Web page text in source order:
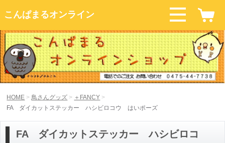
こんぱまるオンライン
HOME 鳥さんグッズ
＋FANCY
FA ダイカットステッカー ハシビロコウ はいポーズ
FA ダイカットステッカー ハシビロコ